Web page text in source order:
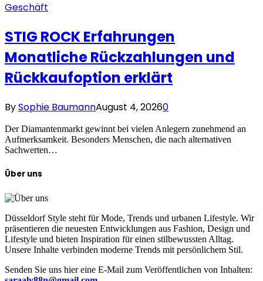
Geschäft
STIG ROCK Erfahrungen
Monatliche Rückzahlungen und
Rückkaufoption erklärt
BySophie BaumannAugust 4, 20260
Der Diamantenmarkt gewinnt bei vielen Anlegern zunehmend an
Aufmerksamkeit. Besonders Menschen, die nach alternativen
Sachwerten…
Über uns
Düsseldorf Style steht für Mode, Trends und urbanen Lifestyle. Wir
präsentieren die neuesten Entwicklungen aus Fashion, Design und
Lifestyle und bieten Inspiration für einen stilbewussten Alltag.
Unsere Inhalte verbinden moderne Trends mit persönlichem Stil.
Senden Sie uns hier eine E-Mail zum Veröffentlichen von Inhalten: